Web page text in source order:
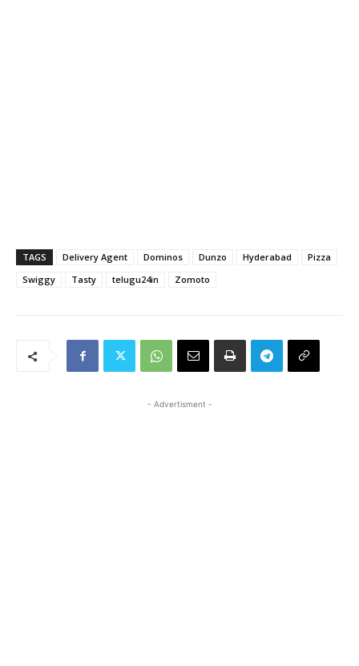
TAGS Delivery Agent Dominos Dunzo Hyderabad
Pizza
Swiggy
Tasty telugu24in Zomoto
- Advertisment -